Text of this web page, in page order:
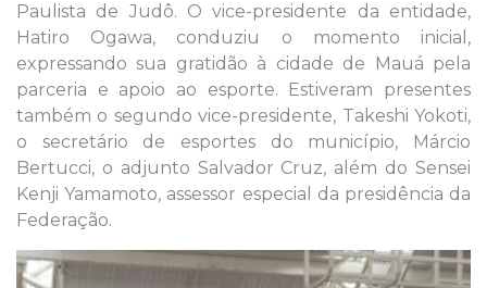
Paulista de Judô. O vice-presidente da entidade,
Hatiro Ogawa, conduziu o momento inicial,
expressando sua gratidão à cidade de Mauá pela
parceria e apoio ao esporte. Estiveram presentes
também o segundo vice-presidente, Takeshi Yokoti,
o secretário de esportes do município, Márcio
Bertucci, o adjunto Salvador Cruz, além do Sensei
Kenji Yamamoto, assessor especial da presidência da
Federação.